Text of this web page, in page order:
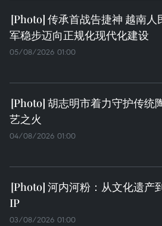
传承首战告捷神 越南人
军稳步迈向正规化现代化建设
05/08/2026 01:00
胡志明市着力守护传统
艺之火
04/08/2026 01:00
河内河粉：从文化遗产
IP
03/08/2026 01:00